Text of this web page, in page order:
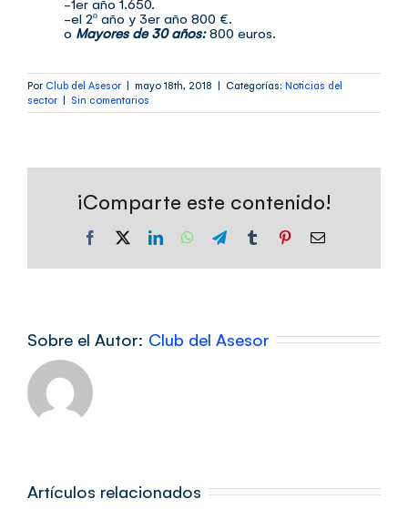
-1er año 1.650.
-el 2º año y 3er año 800 €.
o Mayores de 30 años:800 euros.
Por Club del Asesor | mayo 18th, 2018 | Categorías: Noticias del
sector | Sin comentarios
¡Comparte este contenido!
Facebook LinkedInWhatsApp
TelegramTumblr PinterestCorreo
Sobre el Autor: Club del Asesor
Artículos relacionadosCalendario